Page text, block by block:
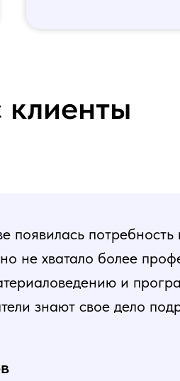
клиенты
появилась
не хватало более
и
знают свое дело
это очень